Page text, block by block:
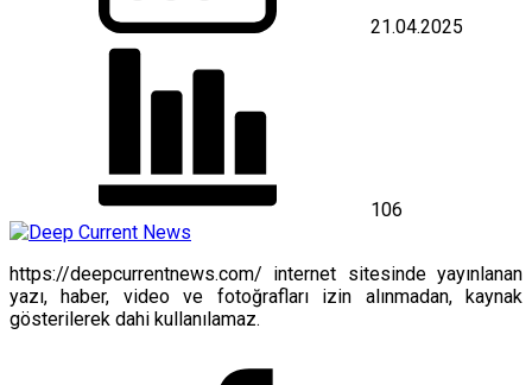
21.04.2025
106
https://deepcurrentnews.com/ internet sitesinde yayınlanan
yazı, haber, video ve fotoğrafları izin alınmadan, kaynak
gösterilerek dahi kullanılamaz.